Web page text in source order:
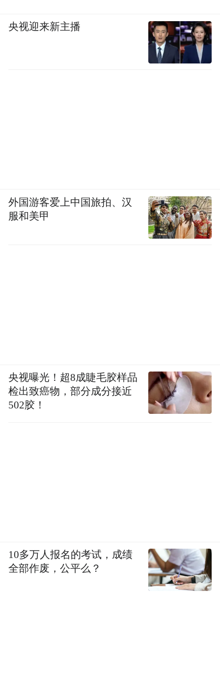
央视迎来新主播
外国游客爱上中国旅拍、汉
服和美甲
央视曝光！超8成睫毛胶样品
检出致癌物，部分成分接近
502胶！
10多万人报名的考试，成绩
全部作废，公平么？